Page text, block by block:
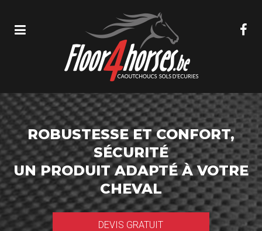
ROBUSTESSE ET CONFORT,
SÉCURITÉ
UN PRODUIT ADAPTÉ À VOTRE
CHEVAL
DEVIS GRATUIT